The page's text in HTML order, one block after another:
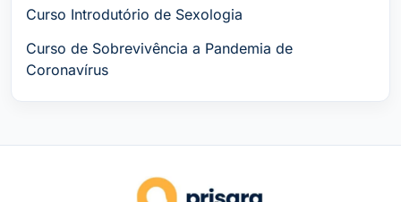
Curso Introdutório de Sexologia
Curso de Sobrevivência a Pandemia de
Coronavírus